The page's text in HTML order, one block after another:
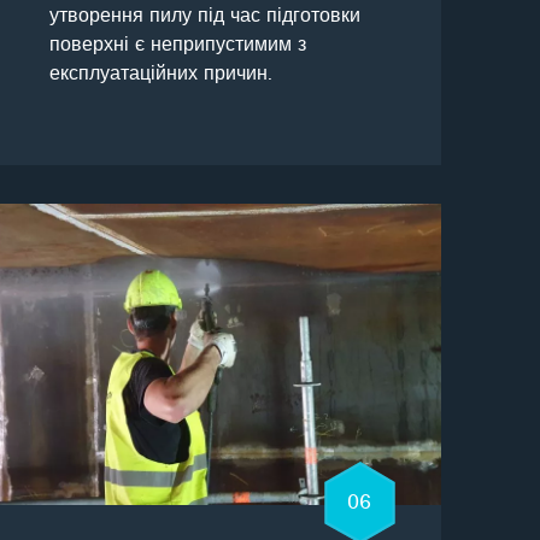
утворення пилу під час підготовки
поверхні є неприпустимим з
експлуатаційних причин.
06